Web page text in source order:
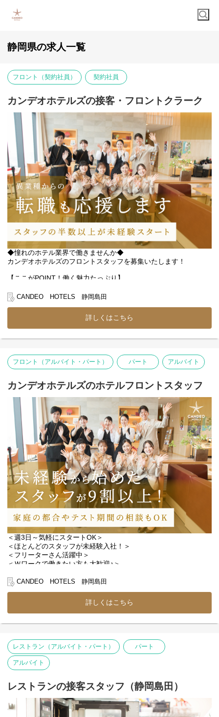
静岡県の求人一覧
フロント（契約社員） 契約社員
カンデオホテルズの接客・フロントクラーク
◆憧れのホテル業界で働きませんか◆
カンデオホテルズのフロントスタッフを募集いたします！
【ここがPOINT！働く魅力たっぷり】
・週休2日＆残業ほぼなしで無理なく続けられる
・高級感あるホテルで接客スキルが身につく
・長期で腰を据えて働きたい方を積極採用中！
【具体的なお仕事内容】
・ フロントでのチェックイン・チェックアウト対応
・ 電話対応やネット予約受付、顧客情報の管理
・ 清掃後の客室の最終チェック・備品確認など
業務はチームで分担しながら進めるので、
一人で抱え込む心配はありません◎
最初は先輩スタッフのサポートを受けながら、
少しずつ業務に慣れていけます♪
【働く環境】
利用されるお客様は日本人の方が多いので
英語が話せなくても問題ありません◎
観光や出張など、さまざまなお客様と関われるので、
接客の幅を広げたい方にも最適◎
高級感あふれるインテリアと清潔感が魅力のホテル！
落ち着いた空間の中で、丁寧な接客を大切にしながら、
長期でキャリアを築いていける職場です♪
CANDEO HOTELS 静岡島田
詳しくはこちら
フロント（アルバイト・パート） パート アルバイト
カンデオホテルズのホテルフロントスタッフ
＜週3日～気軽にスタートOK＞
＜ほとんどのスタッフが未経験入社！＞
＜フリーターさん活躍中＞
＜Ｗワークで働きたい方も大歓迎♪＞
【具体的な業務】
◆チェックイン・チェックアウト対応
◆電話での予約受付顧客管理
◆客室清掃後のお部屋チェック など
・お客様のチェックイン、チェックアウト
・近隣地域の観光案内などの業務全般
・御電話での予約受付顧客管理
・客室清掃後のお部屋のチェック など
…Ｘ…Ｘ…Ｘ…Ｘ…Ｘ…Ｘ…Ｘ…Ｘ…Ｘ
魅力１：マネジメントオブザイヤー大賞受賞歴あり！
魅力２：完全人柄重視！職歴・経験一切不問！
魅力３：一流の接客スキルをイチから学べる！
CANDEO HOTELS 静岡島田
詳しくはこちら
レストラン（アルバイト・パート） パート
アルバイト
レストランの接客スタッフ（静岡島田）